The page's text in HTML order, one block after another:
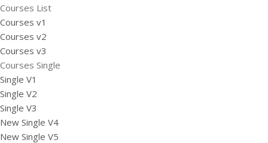
Courses List
Courses v1
Courses v2
Courses v3
Courses Single
Single V1
Single V2
Single V3
New Single V4
New Single V5